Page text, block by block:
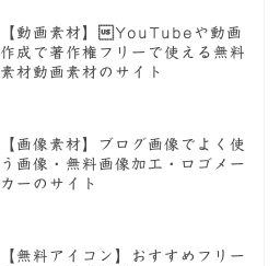
【動画素材】YouTubeや動画
作成で著作権フリーで使える無料
素材動画素材のサイト
【画像素材】ブログ画像でよく使
う画像・無料画像加工・ロゴメー
カーのサイト
【無料アイコン】おすすめフリー